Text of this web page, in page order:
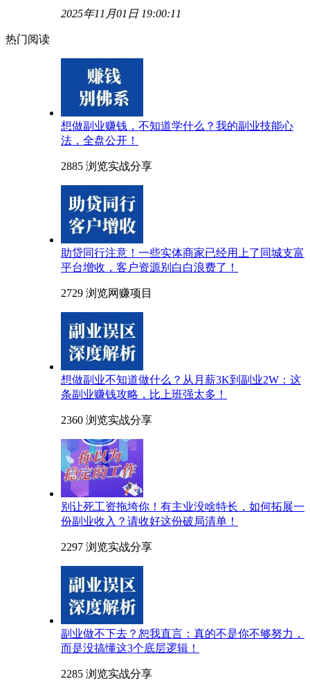
2025年11月01日 19:00:11
热门阅读
想做副业赚钱，不知道学什么？我的副业技能心
法，全盘公开！
2885 浏览实战分享
助贷同行注意！一些实体商家已经用上了同城支富
平台增收，客户资源别白白浪费了！
2729 浏览网赚项目
想做副业不知道做什么？从月薪3K到副业2W：这
条副业赚钱攻略，比上班强太多！
2360 浏览实战分享
别让死工资拖垮你！有主业没啥特长，如何拓展一
份副业收入？请收好这份破局清单！
2297 浏览实战分享
副业做不下去？恕我直言：真的不是你不够努力，
而是没搞懂这3个底层逻辑！
2285 浏览实战分享